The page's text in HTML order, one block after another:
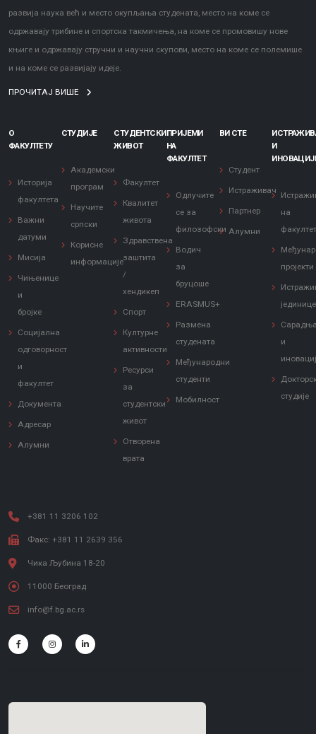
развија наука већ и место окупљања студената, место на коме се
одржавају трибине и спортска такмичења, на коме се промовишу нове
књиге и одржавају стручни и научни скупови, место на коме се полемише
и на коме се развијају идеје.
ПРОЧИТАЈ ВИШЕ
О
ФАКУЛТЕТУ
Историја
факултета
Важни
датуми
Мисија
Чињенице
и
бројке
Социјална
одговорност
и
факултет
Документа
Адресар
Алумни
СТУДИЈЕ
Академски
програм
Научите
српски
Корисне
информације
СТУДЕНТСКИ
ЖИВОТ
Факултет
Квалитет
живота
Здравствена
заштита
/
хендикеп
Спорт
Културне
активности
Ресурси
за
студентски
живот
Отворена
врата
ПРИЈЕМИ
НА
ФАКУЛТЕТ
Одлучите
се за
филозофски
Водич
за
бруцоше
ERASMUS+
Размена
студената
Међународни
студенти
Мобилност
ВИ СТЕ
Студент
Истраживач
Партнер
Алумни
И
на
пројекти
јединице
и
студије
+381 11 3206 102
Факс: +381 11 2639 356
Чика Љубина 18-20
11000 Београд
info@f.bg.ac.rs